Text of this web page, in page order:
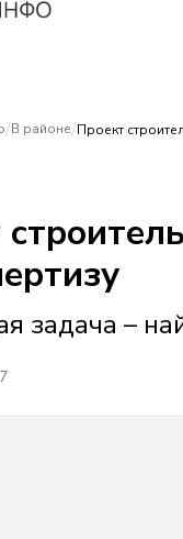
/В районе/Проект
задача –